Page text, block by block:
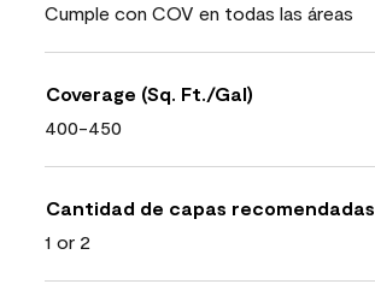
Cumple con COV en todas las áreas
Coverage (Sq. Ft./Gal)
400-450
Cantidad de capas recomendadas
1 or 2